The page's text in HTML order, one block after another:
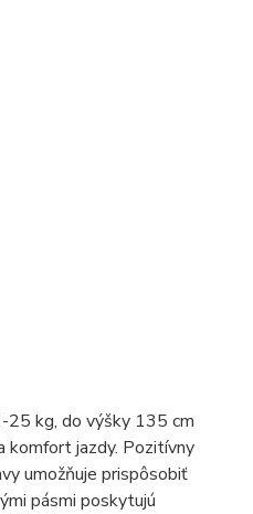
25 kg, do výšky 135 cm
komfort jazdy. Pozitívny
umožňuje prispôsobiť
pásmi poskytujú